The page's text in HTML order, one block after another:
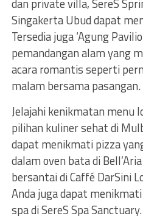
dan private villa, SereS
Singakerta Ubud dapat
Tersedia juga ‘Agung
pemandangan alam yang
acara romantis seperti
malam bersama pasangan.
Jelajahi kenikmatan menu
pilihan kuliner sehat di
dapat menikmati pizza
dalam oven bata di
bersantai di Caffé DarSini
Anda juga dapat
spa di SereS Spa Sanctuary.